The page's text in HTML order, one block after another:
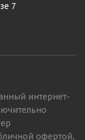
7
интернет-
офертой,